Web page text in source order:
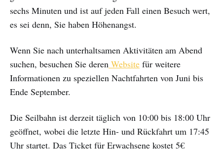
sechs Minuten und ist auf jeden Fall einen Besuch wert,
es sei denn, Sie haben Höhenangst.
Wenn Sie nach unterhaltsamen Aktivitäten am Abend
suchen, besuchen Sie deren Website für weitere
Informationen zu speziellen Nachtfahrten von Juni bis
Ende September.
Die Seilbahn ist derzeit täglich von 10:00 bis 18:00 Uhr
geöffnet, wobei die letzte Hin- und Rückfahrt um 17:45
Uhr startet. Das Ticket für Erwachsene kostet 5€